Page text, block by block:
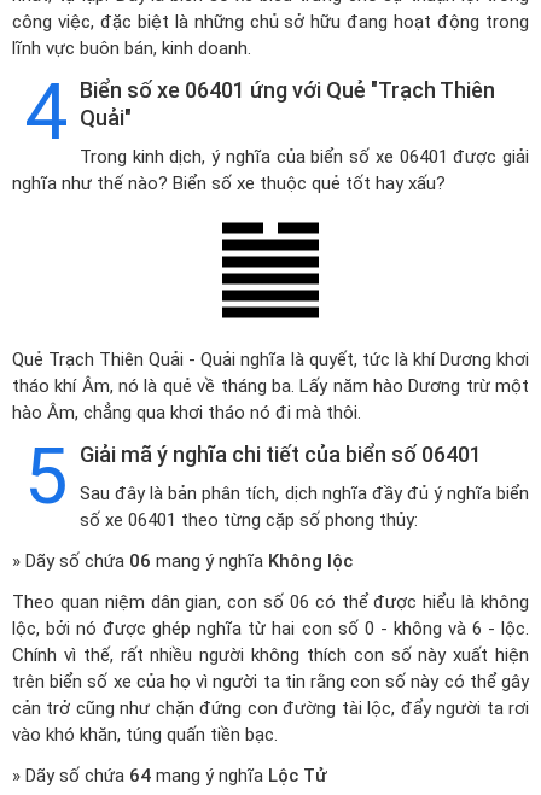
công việc, đặc biệt là những chủ sở hữu đang hoạt động trong
lĩnh vực buôn bán, kinh doanh.
4 Biển số xe 06401 ứng với Quẻ "Trạch Thiên
Quải"
Trong kinh dịch, ý nghĩa của biển số xe 06401 được giải
nghĩa như thế nào? Biển số xe thuộc quẻ tốt hay xấu?
Quẻ Trạch Thiên Quải - Quải nghĩa là quyết, tức là khí Dương khơi
tháo khí Âm, nó là quẻ về tháng ba. Lấy năm hào Dương trừ một
hào Âm, chẳng qua khơi tháo nó đi mà thôi.
5 Giải mã ý nghĩa chi tiết của biển số 06401
Sau đây là bản phân tích, dịch nghĩa đầy đủ ý nghĩa biển
số xe 06401 theo từng cặp số phong thủy:
» Dãy số chứa 06 mang ý nghĩa Không lộc
Theo quan niệm dân gian, con số 06 có thể được hiểu là không
lộc, bởi nó được ghép nghĩa từ hai con số 0 - không và 6 - lộc.
Chính vì thế, rất nhiều người không thích con số này xuất hiện
trên biển số xe của họ vì người ta tin rằng con số này có thể gây
cản trở cũng như chặn đứng con đường tài lộc, đẩy người ta rơi
vào khó khăn, túng quấn tiền bạc.
» Dãy số chứa 64 mang ý nghĩa Lộc Tử